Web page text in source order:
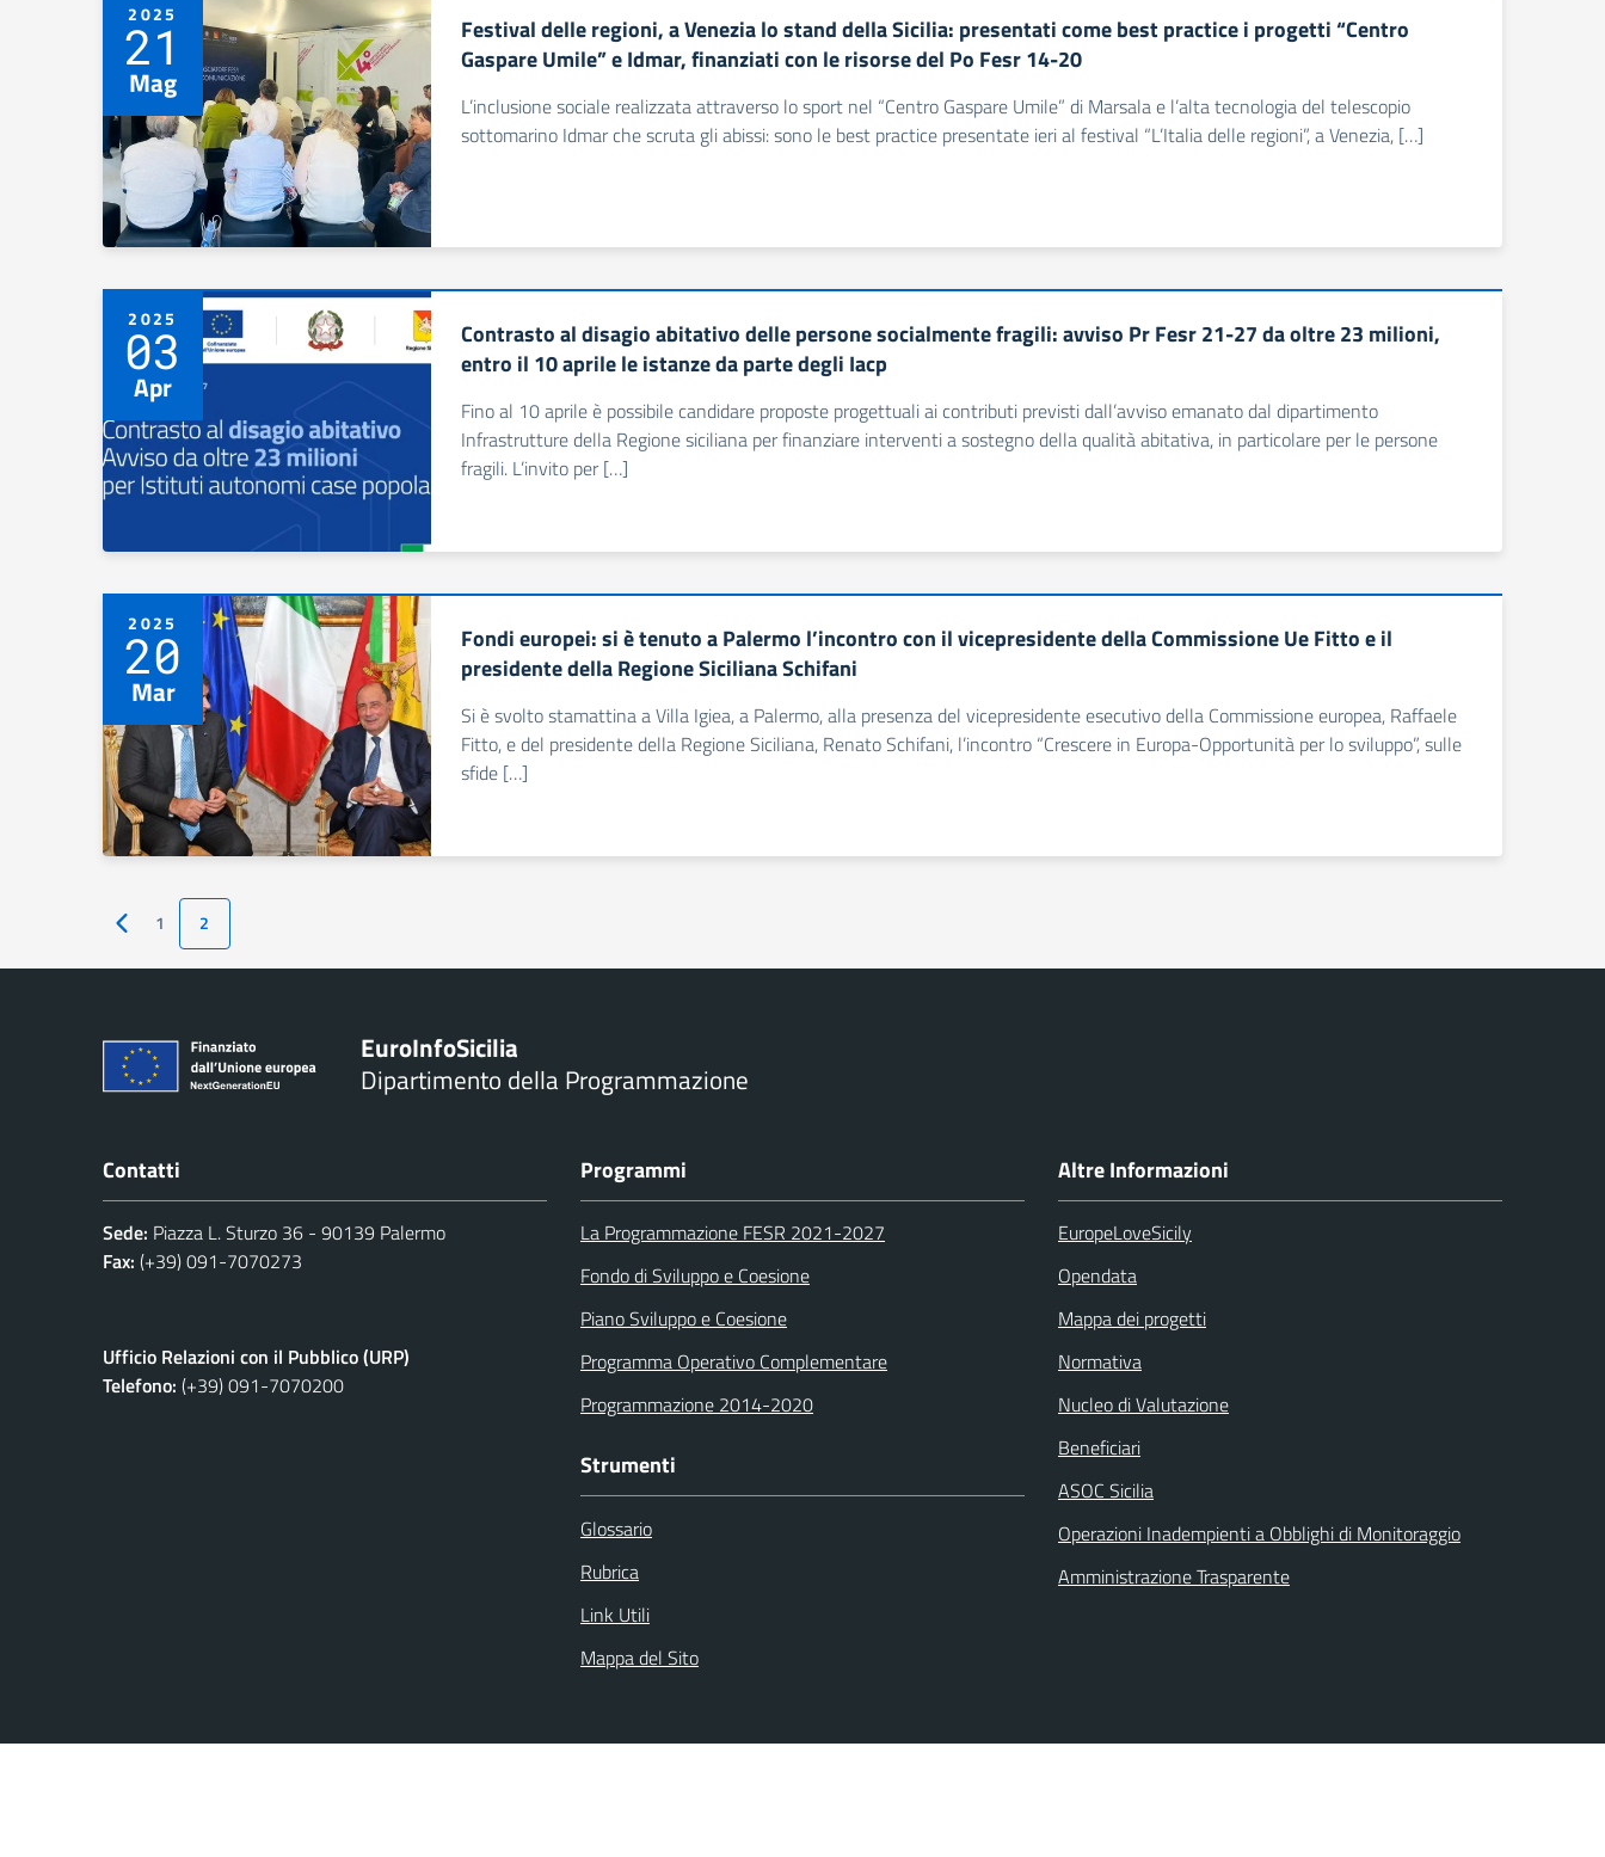
2025
21
Mag
Festival delle regioni, a Venezia lo stand della Sicilia: presentati come best practice i progetti “Centro
Gaspare Umile” e Idmar, finanziati con le risorse del Po Fesr 14-20
L’inclusione sociale realizzata attraverso lo sport nel “Centro Gaspare Umile” di Marsala e l’alta tecnologia del telescopio
sottomarino Idmar che scruta gli abissi: sono le best practice presentate ieri al festival “L’Italia delle regioni”, a Venezia, […]
2025
03
Apr
Contrasto al disagio abitativo delle persone socialmente fragili: avviso Pr Fesr 21-27 da oltre 23 milioni,
entro il 10 aprile le istanze da parte degli Iacp
Fino al 10 aprile è possibile candidare proposte progettuali ai contributi previsti dall’avviso emanato dal dipartimento
Infrastrutture della Regione siciliana per finanziare interventi a sostegno della qualità abitativa, in particolare per le persone
fragili. L’invito per […]
2025
20
Mar
Fondi europei: si è tenuto a Palermo l’incontro con il vicepresidente della Commissione Ue Fitto e il
presidente della Regione Siciliana Schifani
Si è svolto stamattina a Villa Igiea, a Palermo, alla presenza del vicepresidente esecutivo della Commissione europea, Raffaele
Fitto, e del presidente della Regione Siciliana, Renato Schifani, l’incontro “Crescere in Europa-Opportunità per lo sviluppo”, sulle
sfide […]
Pagina precedente
1 2
EuroInfoSicilia
Dipartimento della Programmazione
Contatti
Sede: Piazza L. Sturzo 36 - 90139 Palermo
Fax: (+39) 091-7070273
Ufficio Relazioni con il Pubblico (URP)
Telefono: (+39) 091-7070200
Programmi
La Programmazione FESR 2021-2027
Fondo di Sviluppo e Coesione
Piano Sviluppo e Coesione
Programma Operativo Complementare
Programmazione 2014-2020
Strumenti
Glossario
Rubrica
Link Utili
Mappa del Sito
Altre Informazioni
EuropeLoveSicily
Opendata
Mappa dei progetti
Normativa
Nucleo di Valutazione
Beneficiari
ASOC Sicilia
Operazioni Inadempienti a Obblighi di Monitoraggio
Amministrazione Trasparente